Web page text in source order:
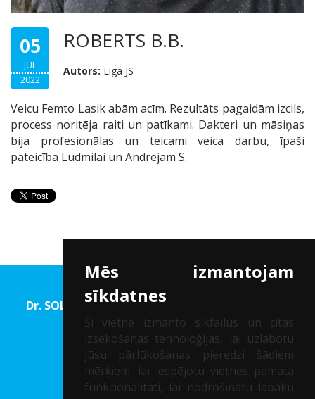
Mēs izmantojam
sīkdatnes
Šī vietne izmanto sīkfailus un citas
izsekošanas tehnoloģijas, lai uzlabotu
jūsu pārlūkošanas pieredzi šādiem
mērķiem: lai iespējotu vietnes pamata
funkcionalitāti
lai nodrošinātu labāku
05
JŪL
2022
ROBERTS B.B.
Autors: Līga JS
Veicu Femto Lasik abām acīm. Rezultāts pagaidām izcils,
process noritēja raiti un patīkami. Dakteri un māsiņas
bija profesionālas un teicami veica darbu, īpaši
pateicība Ludmilai un Andrejam S.
Dr. SOLOMATINA Acu rehabilitācijas un Redzes
korekcijas centrs
Reģ. Nr.: 40002041747
PIETEIKT KONSULTĀCIJU